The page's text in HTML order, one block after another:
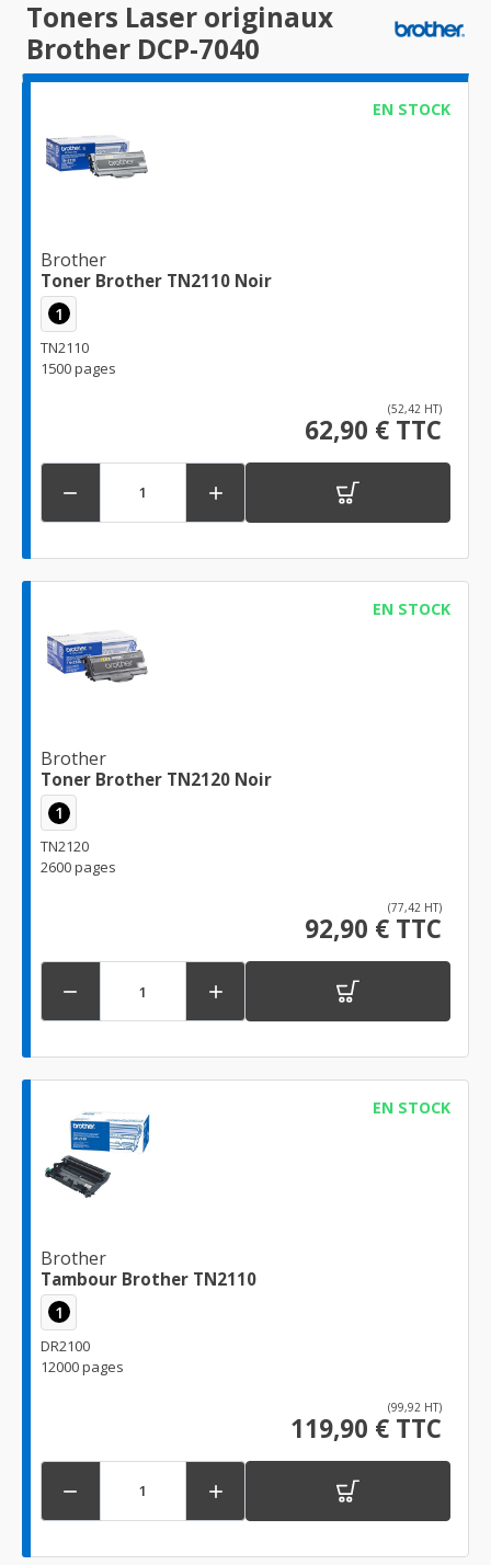
Toners Laser originaux
Brother DCP-7040
EN STOCK
Brother
Toner Brother TN2110 Noir
1
TN2110
1500 pages
(52,42 HT)
62,90 € TTC
 
EN STOCK
Brother
Toner Brother TN2120 Noir
1
TN2120
2600 pages
(77,42 HT)
92,90 € TTC
 
EN STOCK
Brother
Tambour Brother TN2110
1
DR2100
12000 pages
(99,92 HT)
119,90 € TTC
 